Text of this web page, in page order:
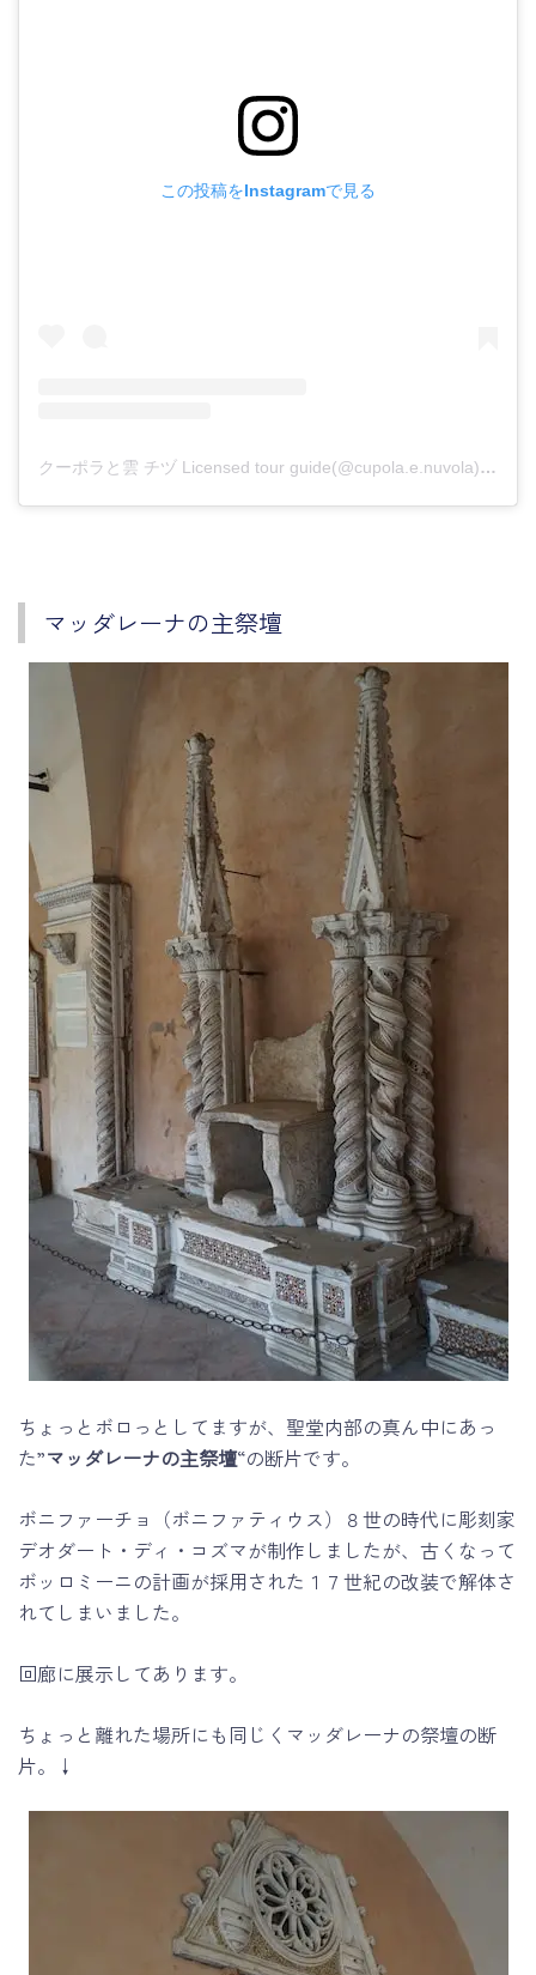
この投稿をInstagramで見る
クーポラと雲 チヅ Licensed tour guide(@cupola.e.nuvola)がシェアした投稿
マッダレーナの主祭壇
ちょっとボロっとしてますが、聖堂内部の真ん中にあっ
た”マッダレーナの主祭壇“の断片です。
ボニファーチョ（ボニファティウス）８世の時代に彫刻家
デオダート・ディ・コズマが制作しましたが、古くなって
ボッロミーニの計画が採用された１７世紀の改装で解体さ
れてしまいました。
回廊に展示してあります。
ちょっと離れた場所にも同じくマッダレーナの祭壇の断
片。↓